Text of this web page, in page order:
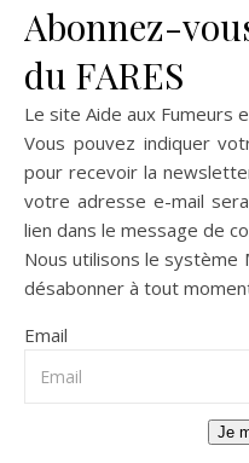
Abonnez-
du FARES
Le site Aide aux Fumeurs
Vous pouvez indiquer
pour recevoir la
votre adresse e-mail
lien dans le message de
Nous utilisons le système
désabonner à tout
Email
Je